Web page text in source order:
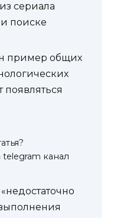
сериала
поиске
пример общих
появляться
канал